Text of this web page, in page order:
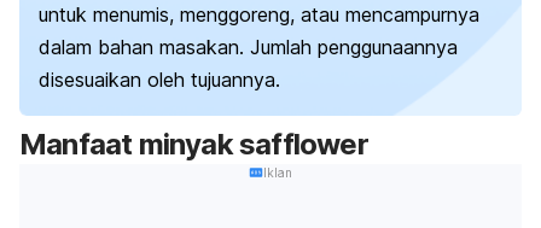
untuk menumis, menggoreng, atau mencampurnya
dalam bahan masakan. Jumlah penggunaannya
disesuaikan oleh tujuannya.
Manfaat minyaksafflower
Iklan